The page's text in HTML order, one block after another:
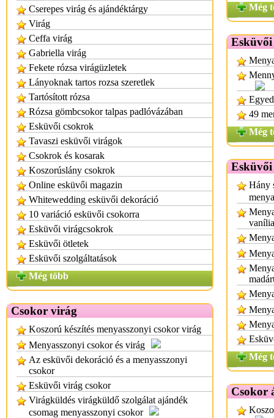
Cserepes virág és ajándéktárgy
Virág
Ceffa virág
Gabriella virág
Fekete rózsa virágüzletek
Lányoknak tartos rozsa szeretlek
Tartósított rózsa
Rózsa gömbcsokor talpas padlóvázában
Esküvői csokrok
Tavaszi esküvői virágok
Csokrok és kosarak
Koszorúslány csokrok
Online esküvői magazin
Whitewedding esküvői dekoráció
10 variáció esküvői csokorra
Esküvői virágcsokrok
Esküvői ötletek
Esküvői szolgáltatások
Még több
Csokor virág
Koszorú készítés menyasszonyi csokor virág
Menyasszonyi csokor és virág
Az esküvői dekoráció és a menyasszonyi
csokor
Esküvői virág csokor
Virágküldés virágküldő szolgálat ajándék
csomag menyasszonyi csokor
Még
49
Még
Esküvői
Hány
Még
Csokor